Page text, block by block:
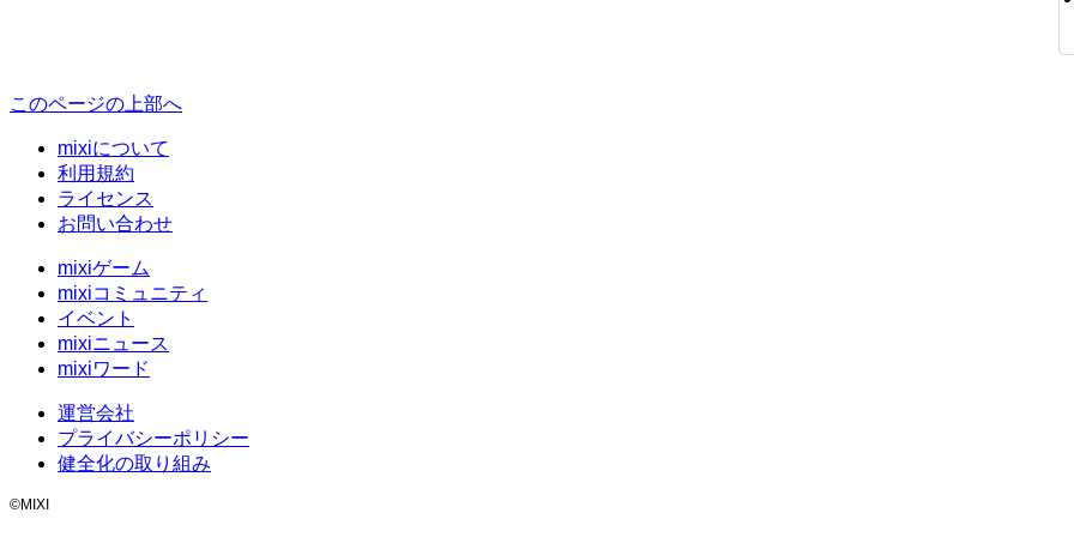
このページの上部へ
mixiについて
利用規約
ライセンス
お問い合わせ
mixiゲーム
mixiコミュニティ
イベント
mixiニュース
mixiワード
運営会社
プライバシーポリシー
健全化の取り組み
©MIXI